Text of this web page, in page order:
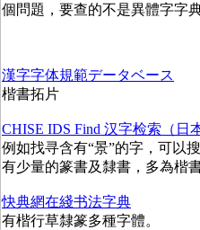
個問題，要查的不是異體字字
漢字字体規範データベース
楷書拓片
CHISE IDS Find 汉字检索（日
例如找寻含有“景”的字，可以
有少量的篆書及隸書，多為楷
快典網在綫书法字典
有楷行草隸篆多種字體。